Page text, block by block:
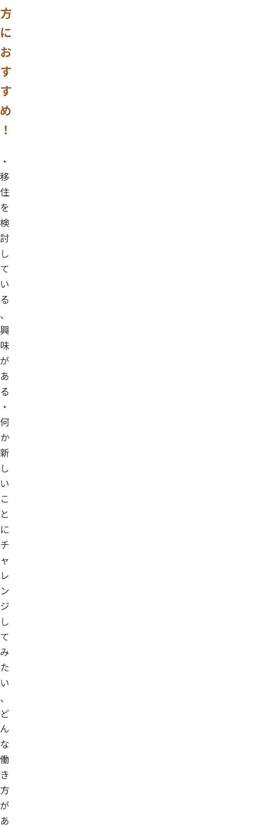
方
に
お
す
す
め
！
・
移
住
を
検
討
し
て
い
る
、
興
味
が
あ
る
・
何
か
新
し
い
こ
と
に
チ
ャ
レ
ン
ジ
し
て
み
た
い
、
ど
ん
な
働
き
方
が
あ